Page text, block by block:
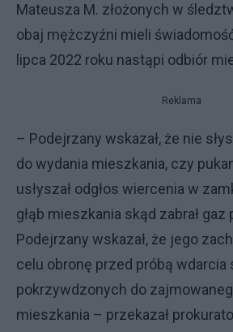
Mateusza M. złożonych w
obaj mężczyźni mieli
lipca 2022 roku nastąpi odbiór
Reklama
– Podejrzany wskazał, że nie
do wydania mieszkania, czy
usłyszał odgłos wiercenia w
głąb mieszkania skąd zabrał gaz
Podejrzany wskazał, że jego
celu obronę przed próbą wdarcia
pokrzywdzonych do
mieszkania – przekazał